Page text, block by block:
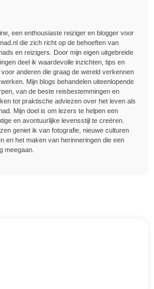
een enthousiaste reiziger en blogger voor
die zich richt op de behoeften van
en reizigers. Door mijn eigen uitgebreide
deel ik waardevolle inzichten, tips en
voor anderen die graag de wereld verkennen
Mijn blogs behandelen uiteenlopende
van de beste reisbestemmingen en
tot praktische adviezen over het leven als
Mijn doel is om lezers te helpen een
en avontuurlijke levensstijl te creëren.
geniet ik van fotografie, nieuwe culturen
en het maken van herinneringen die een
meegaan.